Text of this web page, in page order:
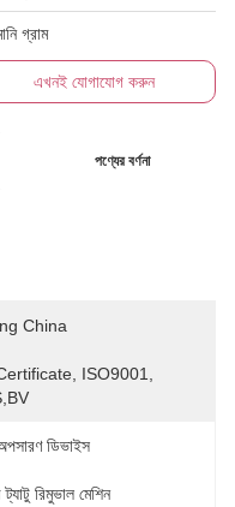
গ্রাম
এখনই যোগাযোগ করুন
পণ্যের বর্ণনা
China
ISO9001,
ডিভাইস
ট্যাটু রিমুভাল মেশিন